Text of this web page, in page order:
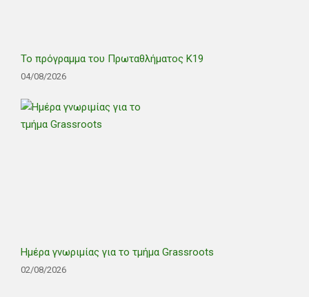
Το πρόγραμμα του Πρωταθλήματος Κ19
04/08/2026
Ημέρα γνωριμίας για το τμήμα Grassroots
02/08/2026